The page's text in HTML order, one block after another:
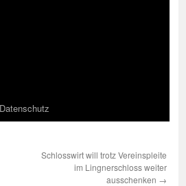
Schlosswirt will trotz Vereinspleite
im Lingnerschloss weiter
ausschenken →